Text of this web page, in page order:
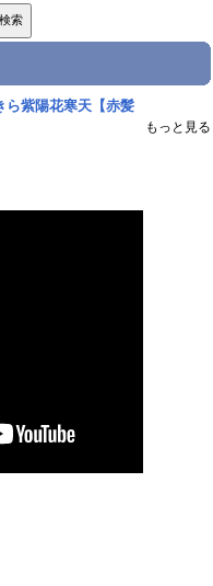
ら紫陽花寒天【赤髪
もっと見る